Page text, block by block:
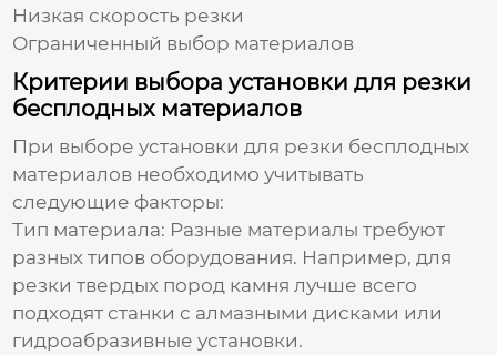
Низкая скорость резки
Ограниченный выбор материалов
Критерии выбора установки для резки
бесплодных материалов
При выбореустановки для резки бесплодных
материалов необходимо учитывать
следующие факторы:
Тип материала: Разные материалы требуют
разных типов оборудования. Например, для
резки твердых пород камня лучше всего
подходят станки с алмазными дисками или
гидроабразивные установки.